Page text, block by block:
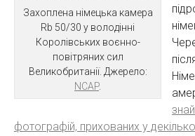
Захоплена німецька камера
Rb 50/30 у володінні
Королівських воєнно-
повітряних сил
Великобританії. Джерело:
NCAP.
фотографій, прихованих у